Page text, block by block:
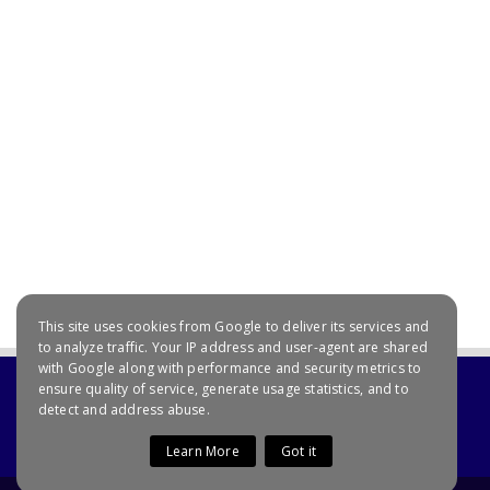
This site uses cookies from Google to deliver its services and
to analyze traffic. Your IP address and user-agent are shared
with Google along with performance and security metrics to
ensure quality of service, generate usage statistics, and to
detect and address abuse.
Learn More Got it